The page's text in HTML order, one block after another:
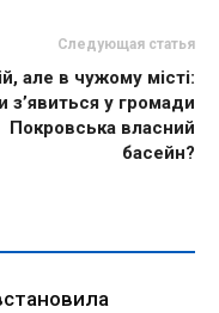
Следующая статья
але в чужому місті:
з’явиться у громади
Покровська власний
басейн?